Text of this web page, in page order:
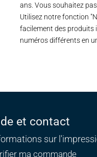
ans. Vous souhaitez
Utilisez notre fonction
facilement des produits
numéros différents en
et contact
sur
ma commande